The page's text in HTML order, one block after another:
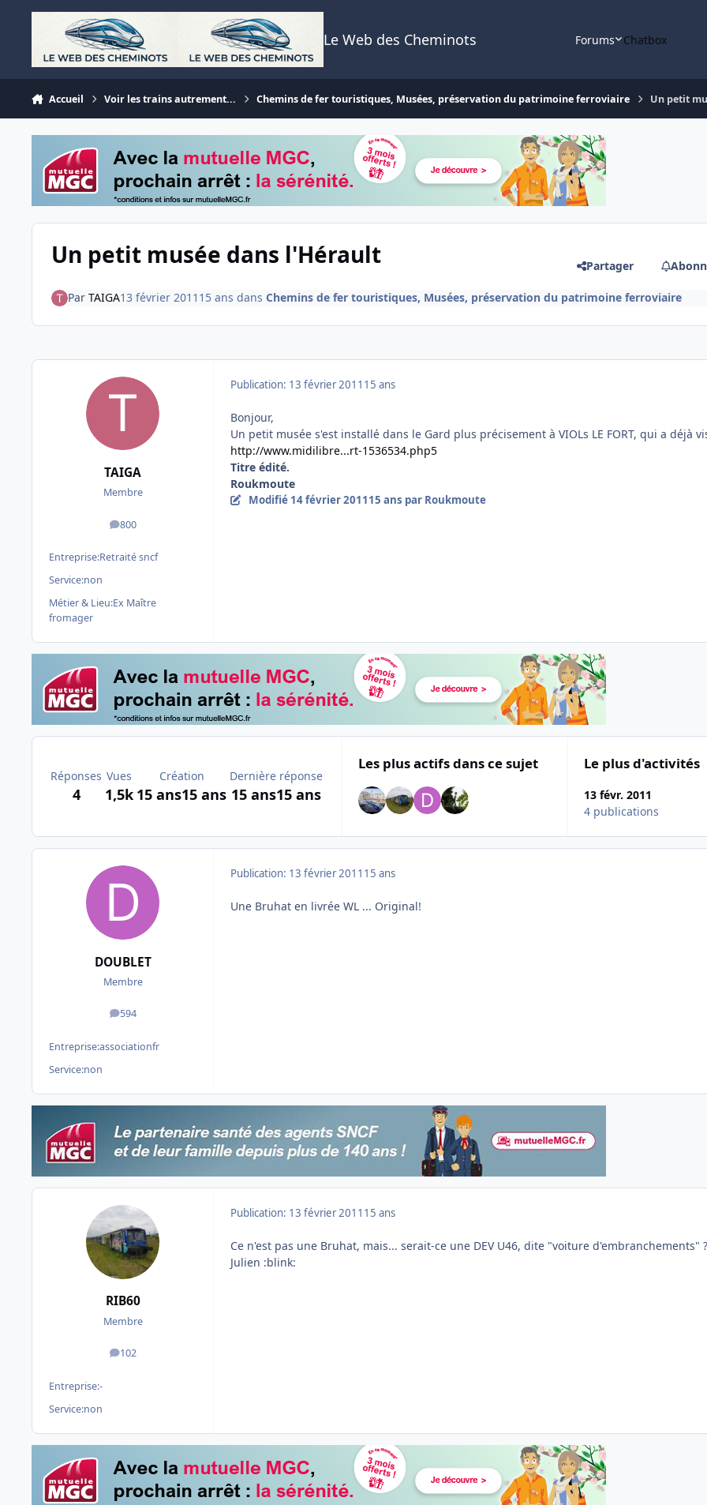
Aller au contenu
Le Web des Cheminots Forums Chatbox
Accueil Voir les trains autrement... Chemins de fer touristiques, Musées, préservation du patrimoine ferroviaire Un petit
Un petit musée dans l'Hérault Partager
Par TAIGA13 février 2011 15 ans dans Chemins de fer touristiques, Musées, préservation du patrimoine ferroviaire
TAIGA
Membre
800
messages
Entreprise:Retraité sncf
Service:non
Métier & Lieu:Ex Maître
fromager
Publication: 13 février 2011 15 ans
Bonjour,
Un petit musée s'est installé dans le Gard plus précisement à VIOLs LE FORT, qui a déjà
http://www.midilibre...rt-1536534.php5
Titre édité.
Roukmoute
Modifié 14 février 201115 ans par Roukmoute
Réponses
4
Vues
1,5k
Création
15 ans15 ans
Dernière réponse
15 ans15 ans
Les plus actifs dans ce sujet Le plus d'activités
13 févr. 2011
4 publications
DOUBLET
Membre
594
messages
Entreprise:associationfr
Service:non
Publication: 13 février 2011 15 ans
Une Bruhat en livrée WL ... Original!
RIB60
Membre
102
messages
Entreprise:-
Service:non
Publication: 13 février 2011 15 ans
Ce n'est pas une Bruhat, mais... serait-ce une DEV U46, dite "voiture d'embranchements" ?
Julien :blink: